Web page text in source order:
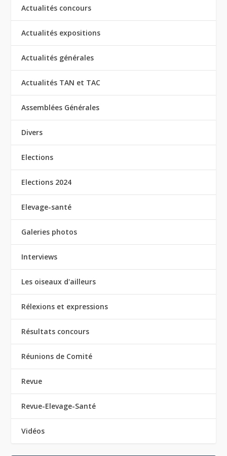
Actualités concours
Actualités expositions
Actualités générales
Actualités TAN et TAC
Assemblées Générales
Divers
Elections
Elections 2024
Elevage-santé
Galeries photos
Interviews
Les oiseaux d'ailleurs
Rélexions et expressions
Résultats concours
Réunions de Comité
Revue
Revue-Elevage-Santé
Vidéos